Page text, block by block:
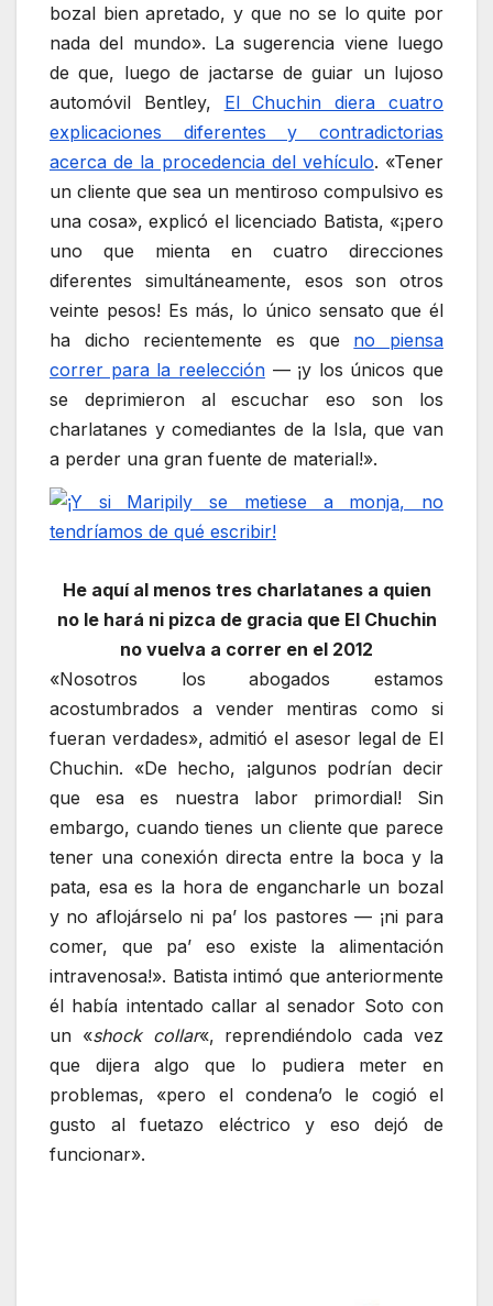
bozal bien apretado, y que no se lo quite por
nada del mundo». La sugerencia viene luego
de que, luego de jactarse de guiar un lujoso
automóvil Bentley, El Chuchin diera cuatro
explicaciones diferentes y contradictorias
acerca de la procedencia del vehículo. «Tener
un cliente que sea un mentiroso compulsivo es
una cosa», explicó el licenciado Batista, «¡pero
uno que mienta en cuatro direcciones
diferentes simultáneamente, esos son otros
veinte pesos! Es más, lo único sensato que él
ha dicho recientemente es que no piensa
correr para la reelección— ¡y los únicos que
se deprimieron al escuchar eso son los
charlatanes y comediantes de la Isla, que van
a perder una gran fuente de material!».
He aquí al menos tres charlatanes a quien
no le hará ni pizca de gracia que El Chuchin
no vuelva a correr en el 2012
«Nosotros los abogados estamos
acostumbrados a vender mentiras como si
fueran verdades», admitió el asesor legal de El
Chuchin. «De hecho, ¡algunos podrían decir
que esa es nuestra labor primordial! Sin
embargo, cuando tienes un cliente que parece
tener una conexión directa entre la boca y la
pata, esa es la hora de engancharle un bozal
y no aflojárselo ni pa’ los pastores — ¡ni para
comer, que pa’ eso existe la alimentación
intravenosa!». Batista intimó que anteriormente
él había intentado callar al senador Soto con
un «shock collar«, reprendiéndolo cada vez
que dijera algo que lo pudiera meter en
problemas, «pero el condena’o le cogió el
gusto al fuetazo eléctrico y eso dejó de
funcionar».